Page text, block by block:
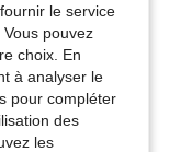
le service
pouvez
choix. En
à analyser le
pour compléter
des
les